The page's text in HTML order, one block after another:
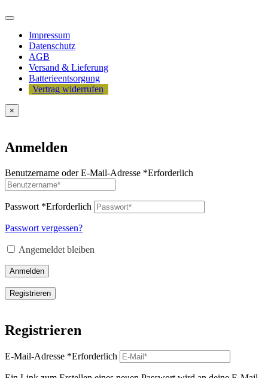
Impressum
Datenschutz
AGB
Versand & Lieferung
Batterieentsorgung
Vertrag widerrufen
×
Anmelden
Benutzername oder E-Mail-Adresse *Erforderlich
Passwort *Erforderlich
Passwort vergessen?
Angemeldet bleiben
Anmelden
Registrieren
Registrieren
E-Mail-Adresse *Erforderlich